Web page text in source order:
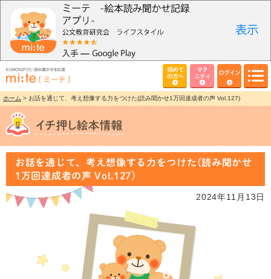
初めて
の方へ
マタ
ニティ
ログイン
ホーム > お話を通じて、考え想像する力をつけた(読み聞かせ1万回達成者の声 Vol.127)
お話を通じて、考え想像する力をつけた(読み聞かせ
1万回達成者の声 Vol.127)
2024年11月13日